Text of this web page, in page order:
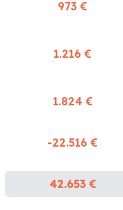
973 €
1.216 €
1.824 €
-22.516 €
42.653 €